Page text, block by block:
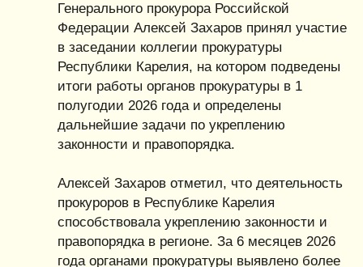
Генерального прокурора Российской
Федерации Алексей Захаров принял участие
в заседании коллегии прокуратуры
Республики Карелия, на котором подведены
итоги работы органов прокуратуры в 1
полугодии 2026 года и определены
дальнейшие задачи по укреплению
законности и правопорядка.
Алексей Захаров отметил, что деятельность
прокуроров в Республике Карелия
способствовала укреплению законности и
правопорядка в регионе. За 6 месяцев 2026
года органами прокуратуры выявлено более